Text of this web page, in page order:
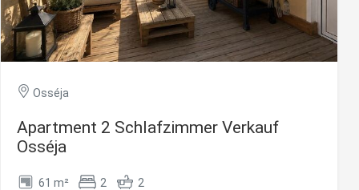
Osséja
Apartment 2 Schlafzimmer Verkauf
Osséja
61 m² 2 2